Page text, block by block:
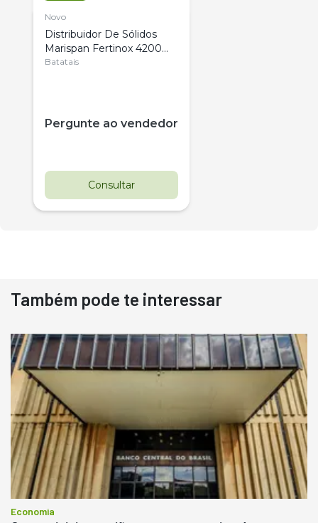
Novo
Distribuidor De Sólidos
Marispan Fertinox 4200
Citrus
Batatais
Pergunte ao vendedor
Consultar
Destaque
Usado
Pá Carregadeira Cat 966
Ano 1987
R$ 145.000
Consultar
Também pode te interessar
Economia